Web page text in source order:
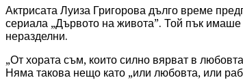
Актрисата Луиза Григорова дълго време
сериала „Дървото на живота”. Той пък
неразделни.
„От хората съм, които силно вярват в
Няма такова нещо като „или любовта, или